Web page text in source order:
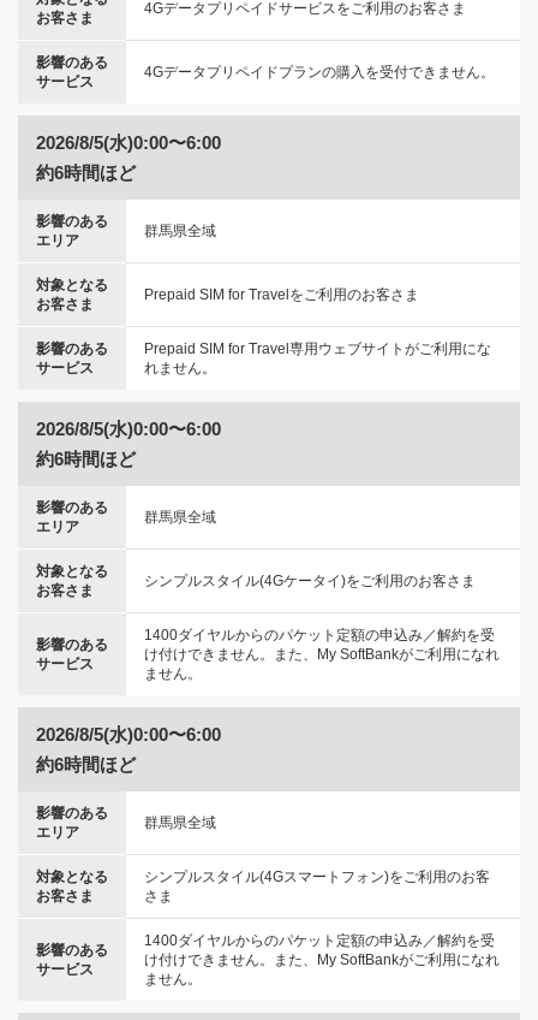
お客さま
4Gデータプリペイドサービスをご利用のお客さま
影響のある
サービス
4Gデータプリペイドプランの購入を受付できません。
2026/8/5(水)0:00〜6:00
約6時間ほど
影響のある
エリア
群馬県全域
対象となる
お客さま
Prepaid SIM for Travelをご利用のお客さま
影響のある
サービス
Prepaid SIM for Travel専用ウェブサイトがご利用にな
れません。
2026/8/5(水)0:00〜6:00
約6時間ほど
影響のある
エリア
群馬県全域
対象となる
お客さま
シンプルスタイル(4Gケータイ)をご利用のお客さま
影響のある
サービス
1400ダイヤルからのパケット定額の申込み／解約を受
け付けできません。また、My SoftBankがご利用になれ
ません。
2026/8/5(水)0:00〜6:00
約6時間ほど
影響のある
エリア
群馬県全域
対象となる
お客さま
シンプルスタイル(4Gスマートフォン)をご利用のお客
さま
影響のある
サービス
1400ダイヤルからのパケット定額の申込み／解約を受
け付けできません。また、My SoftBankがご利用になれ
ません。